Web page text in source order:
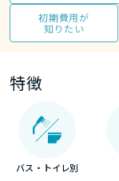
初期費用が
知りたい
特徴
バス・トイレ別